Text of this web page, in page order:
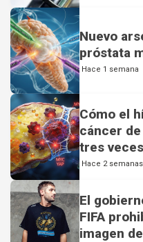
Nuevo
próstata
Hace 1 semana
Cómo el
cáncer
tres
Hace 2 semanas
El
FIFA
imagen